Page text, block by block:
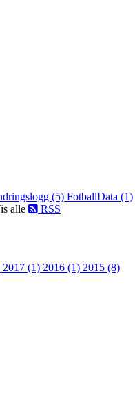
(5) FotballData (1)
alle RSS
2017 (1) 2016 (1) 2015 (8)